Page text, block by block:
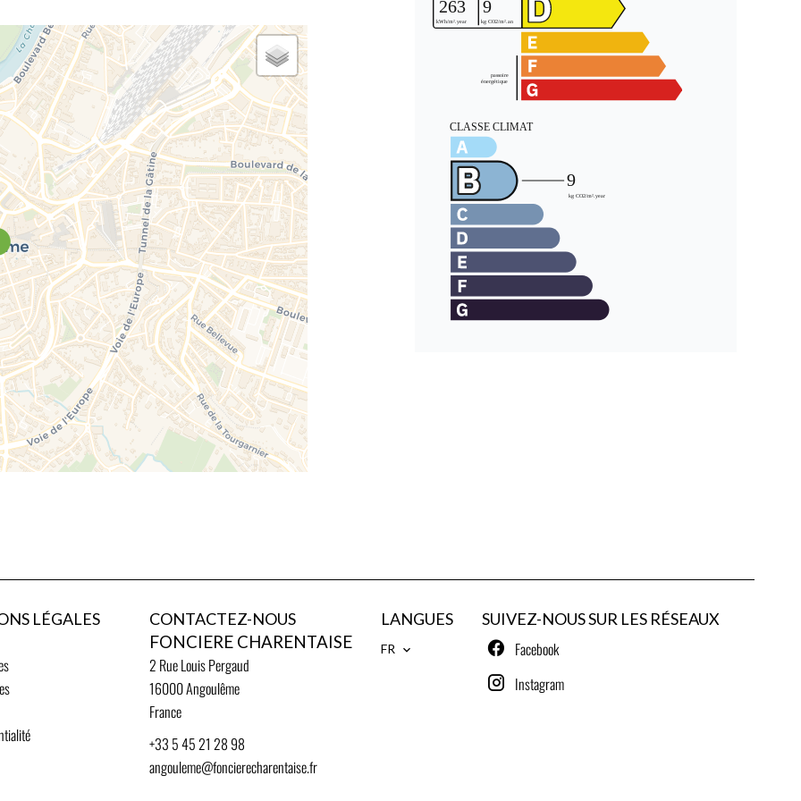
LÉGALES
CONTACTEZ-NOUS
FONCIERE CHARENTAISE
2 Rue Louis Pergaud
16000Angoulême
France
+33 5 45 21 28 98
angouleme@foncierecharentaise.fr
LANGUES
FR
SUIVEZ-NOUS SUR LES RÉSEAUX
Facebook
Instagram